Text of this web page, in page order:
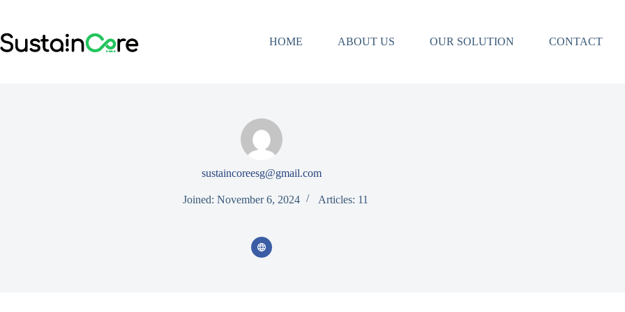
content
HOME
ABOUT US OUR SOLUTION CONTACT
sustaincoreesg@gmail.com
Joined: November 6, 2024 Articles: 11